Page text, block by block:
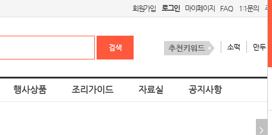
회원가입 로그인 마이페이지 FAQ 1:1문의 주
소떡 만두
행사상품 조리가이드 자료실 공지사항
>